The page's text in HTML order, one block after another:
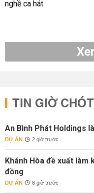
TIN GIỜ CHÓT
An Bình Phát Holdings
DỰ ÁN 2 giờ trước
Khánh Hòa đề xuất làm
đồng
DỰ ÁN 8 giờ trước